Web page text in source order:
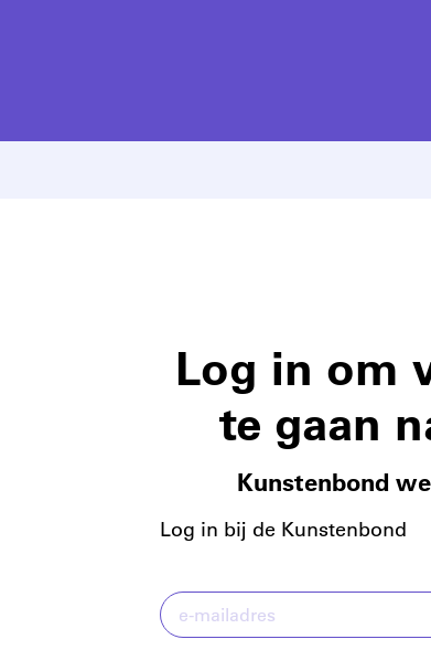
Log in om
te gaan
Kunstenbond
Log in bij de Kunstenbond